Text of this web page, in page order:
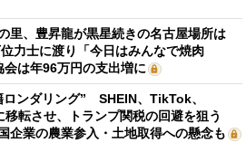
里、豊昇龍が黒星続きの名古屋場所は
力士に渡り「今日はみんなで焼肉
は年96万円の支出増に
ロンダリング” SHEIN、TikTok、
転させ、トランプ関税の回避を狙う
企業の農業参入・土地取得への懸念も